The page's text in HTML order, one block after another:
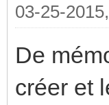
03-25-
De
créer et